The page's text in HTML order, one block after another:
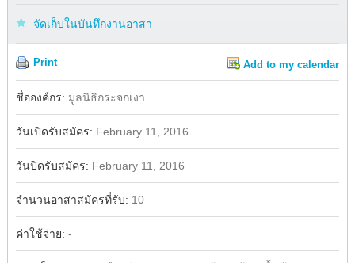
จัดเก็บในบันทึกงานอาสา
Print Add to my calendar
ชื่อองค์กร: มูลนิธิกระจกเงา
วันเปิดรับสมัคร: February 11, 2016
วันปิดรับสมัคร: February 11, 2016
จำนวนอาสาสมัครที่รับ: 10
ค่าใช้จ่าย: -